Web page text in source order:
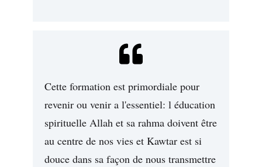
Cette formation est primordiale pour
revenir ou venir a l'essentiel: l éducation
spirituelle Allah et sa rahma doivent être
au centre de nos vies et Kawtar est si
douce dans sa façon de nous transmettre